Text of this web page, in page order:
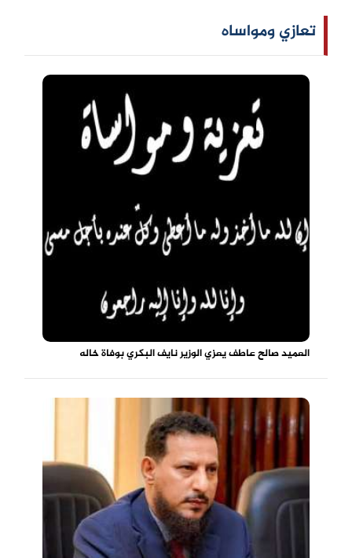
تعازي ومواساه
العميد صالح عاطف يعزي الوزير نايف البكري بوفاة خاله